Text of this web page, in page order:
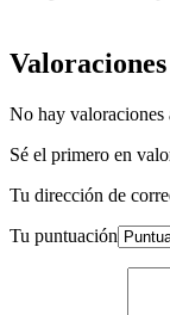
Valoraciones
No hay valoraciones
Sé el primero en
Tu dirección de
Tu puntuación